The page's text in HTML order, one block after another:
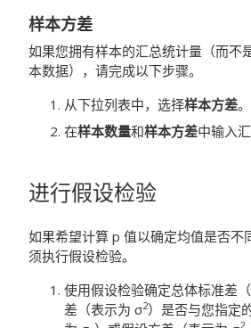
样本方差
如果您拥有样本的汇总统计量（而不
本数据），请完成以下步骤。
从下拉列表中，选择样本方差。
在样本数量和样本方差中输入
进行假设检验
如果希望计算 p 值以确定均值是否不
须执行假设检验。
使用假设检验确定总体标准差
差（表示为 σ2）是否与您指定
2